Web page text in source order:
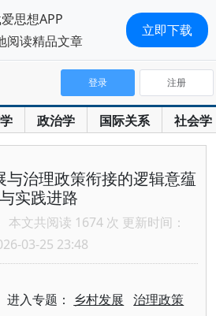
政治学 国际关系 社会学
登录 注册
与治理政策衔接的逻辑意蕴
与实践进路
本文共阅读 1674 次 更新时间：
03-25 23:48
进入专题： 乡村发展 治理政策
思想APP
阅读精品文章
立即下载